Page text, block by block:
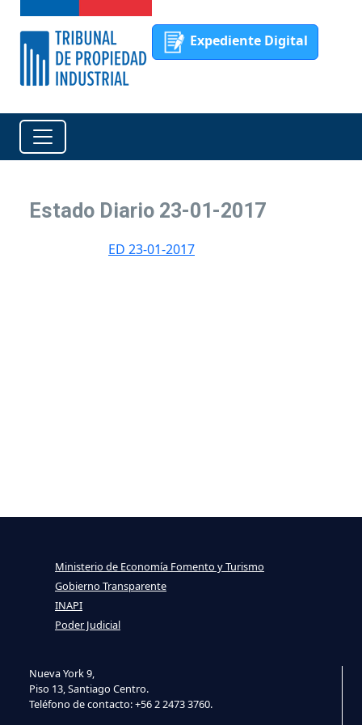
Expediente Digital
Estado Diario 23-01-2017
ED 23-01-2017
Nueva York 9,
Piso 13, Santiago Centro.
Teléfono de contacto: +56 2 2473 3760.
Ministerio de Economía Fomento y Turismo
Gobierno Transparente
INAPI
Poder Judicial